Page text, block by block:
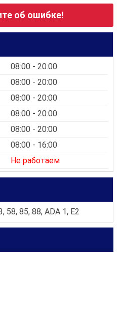
об ошибке!
08:00 - 20:00
08:00 - 20:00
08:00 - 20:00
08:00 - 20:00
08:00 - 20:00
08:00 - 16:00
Не работаем
58, 85, 88, ADA 1, E2